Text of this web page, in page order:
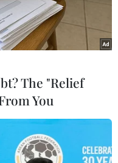
The "Relief
You